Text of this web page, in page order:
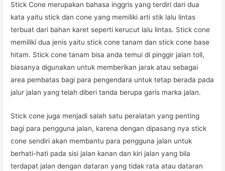
Stick Cone merupakan bahasa inggris yang terdiri dari dua
kata yaitu stick dan cone yang memiliki arti stik lalu lintas
terbuat dari bahan karet seperti kerucut lalu lintas. Stick cone
memiliki dua jenis yaitu stick cone tanam dan stick cone base
hitam. Stick cone tanam bisa anda temui di pinggir jalan toll,
biasanya digunakan untuk memberikan jarak atau sebagai
area pembatas bagi para pengendara untuk tetap berada pada
jalur jalan yang telah diberi tanda berupa garis marka jalan.
Stick cone juga menjadi salah satu peralatan yang penting
bagi para pengguna jalan, karena dengan dipasang nya stick
cone sendiri akan membantu para pengguna jalan untuk
berhati-hati pada sisi jalan kanan dan kiri jalan yang bila
terdapat jalan dengan dataran yang tidak rata atau dataran